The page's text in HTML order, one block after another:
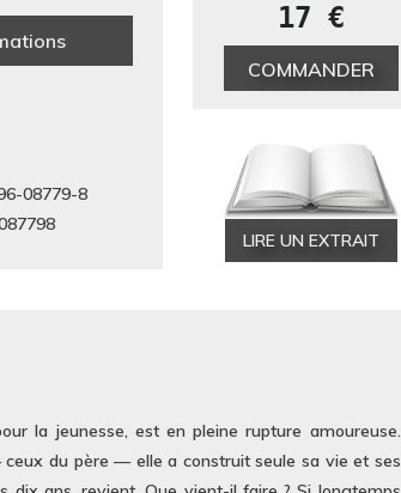
08779-8
17 €
COMMANDER
LIRE UN EXTRAIT
la jeunesse, est en pleine rupture amoureuse.
ceux du père — elle a construit seule sa vie et ses